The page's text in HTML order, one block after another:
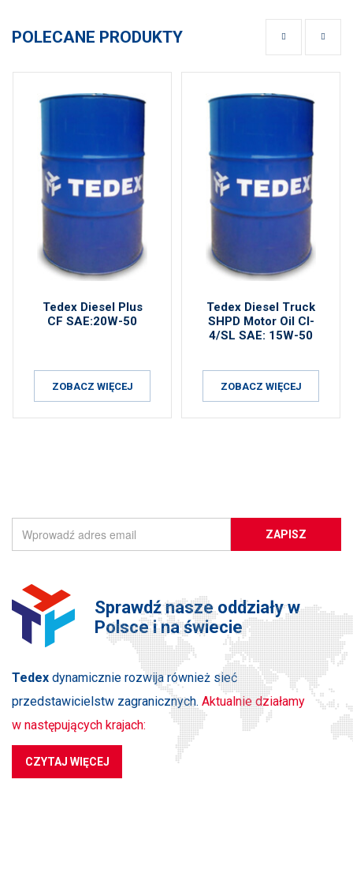
POLECANE PRODUKTY
Tedex Diesel Plus
CF SAE:20W-50
ZOBACZ WIĘCEJ
Tedex Diesel Truck
SHPD Motor Oil CI-
4/SL SAE: 15W-50
ZOBACZ WIĘCEJ
ZAPISZ
Sprawdź nasze oddziały w
Polsce i na świecie
Tedex dynamicznie rozwija również sieć
przedstawicielstw zagranicznych. Aktualnie działamy
w następujących krajach:
CZYTAJ WIĘCEJ